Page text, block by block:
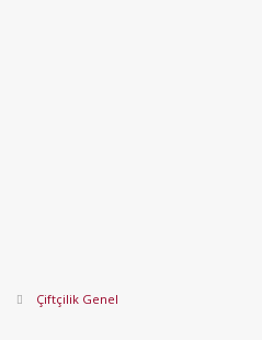
Çiftçilik Genel